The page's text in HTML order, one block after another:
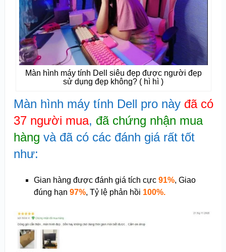
Màn hình máy tính Dell siêu đẹp được người đẹp
sử dụng đẹp không? ( hì hì )
Màn hình máy tính Dell pro này đã có
37 người mua, đã chứng nhận mua
hàng và đã có các đánh giá rất tốt
như:
Gian hàng được đánh giá tích cực91%, Giao
đúng hạn 97%, Tỷ lệ phản hồi 100%.